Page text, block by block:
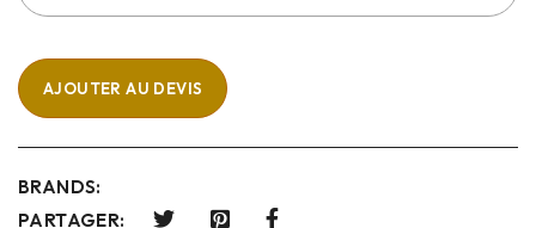
AJOUTER AU DEVIS
BRANDS:
PARTAGER: